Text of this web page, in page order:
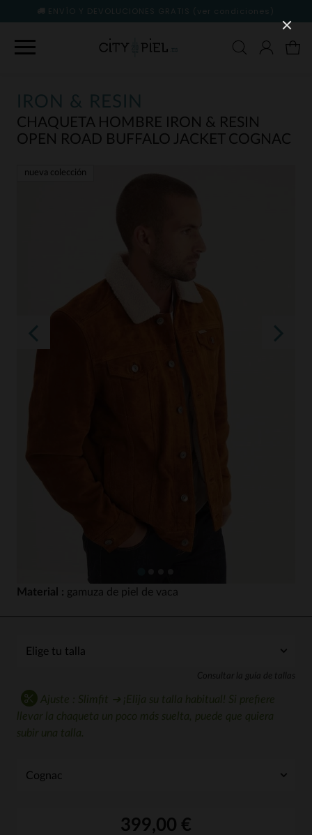
ENVÍO Y DEVOLUCIONES GRATIS (ver condiciones)
IRON & RESIN
CHAQUETA HOMBRE IRON & RESIN
OPEN ROAD BUFFALO JACKET COGNAC
nueva colección
Material : gamuza de piel de vaca
Consultar la guía de tallas
Ajuste : Slimfit ➔ ¡Elija su talla habitual! Si prefiere
llevar la chaqueta un poco más suelta, puede que quiera
subir una talla.
399,00 €